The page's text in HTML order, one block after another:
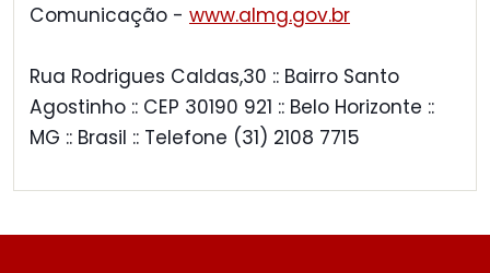
Comunicação - www.almg.gov.br
Rua Rodrigues Caldas,30 :: Bairro Santo
Agostinho :: CEP 30190 921 :: Belo Horizonte ::
MG :: Brasil :: Telefone (31) 2108 7715